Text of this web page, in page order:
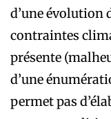
d’une évolution
contraintes
présente
d’une
permet pas